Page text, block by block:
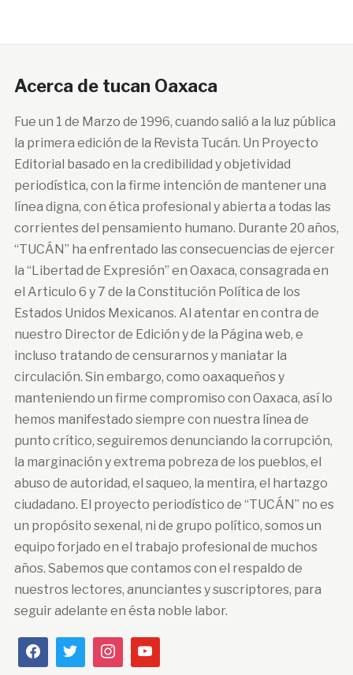
Acerca de tucan Oaxaca
Fue un 1 de Marzo de 1996, cuando salió a la luz pública
la primera edición de la Revista Tucán. Un Proyecto
Editorial basado en la credibilidad y objetividad
periodística, con la firme intención de mantener una
línea digna, con ética profesional y abierta a todas las
corrientes del pensamiento humano. Durante 20 años,
“TUCÁN” ha enfrentado las consecuencias de ejercer
la “Libertad de Expresión” en Oaxaca, consagrada en
el Articulo 6 y 7 de la Constitución Política de los
Estados Unidos Mexicanos. Al atentar en contra de
nuestro Director de Edición y de la Página web, e
incluso tratando de censurarnos y maniatar la
circulación. Sin embargo, como oaxaqueños y
manteniendo un firme compromiso con Oaxaca, así lo
hemos manifestado siempre con nuestra línea de
punto crítico, seguiremos denunciando la corrupción,
la marginación y extrema pobreza de los pueblos, el
abuso de autoridad, el saqueo, la mentira, el hartazgo
ciudadano. El proyecto periodístico de “TUCÁN” no es
un propósito sexenal, ni de grupo político, somos un
equipo forjado en el trabajo profesional de muchos
años. Sabemos que contamos con el respaldo de
nuestros lectores, anunciantes y suscriptores, para
seguir adelante en ésta noble labor.